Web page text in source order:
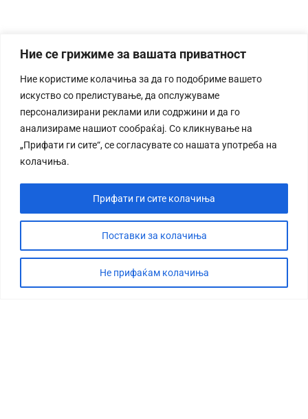
Ние се грижиме за вашата приватност
Ние користиме колачиња за да го подобриме вашето
искуство со прелистување, да опслужуваме
персонализирани реклами или содржини и да го
анализираме нашиот сообраќај. Со кликнување на
„Прифати ги сите“, се согласувате со нашата употреба на
колачиња.
Поставки за колачиња
Не прифаќам колачиња
Прифати ги сите колачиња